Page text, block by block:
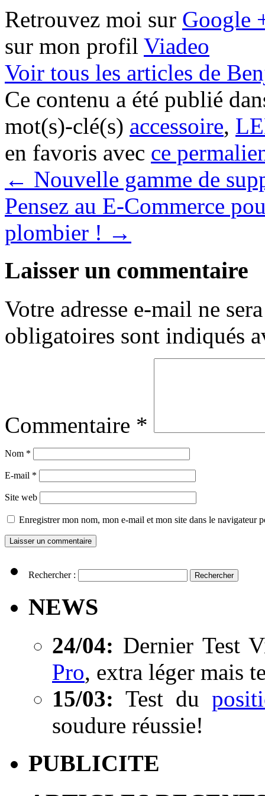
Retrouvez moi sur Google
sur mon profil Viadeo
Voir tous les articles de
Ce contenu a été publié
mot(s)-clé(s) accessoire,
en favoris avec ce
← Nouvelle gamme de
Pensez au E-Commerce
plombier ! →
Laisser un commentaire
Votre adresse e-mail ne
obligatoires sont indiqués
Commentaire *
Nom *
E-mail *
Site web
Enregistrer mon nom, mon e-mail et mon site dans le navigateur
Rechercher :
NEWS
24/04: Dernier Test
Pro, extra léger mais
15/03: Test du
soudure réussie!
PUBLICITE